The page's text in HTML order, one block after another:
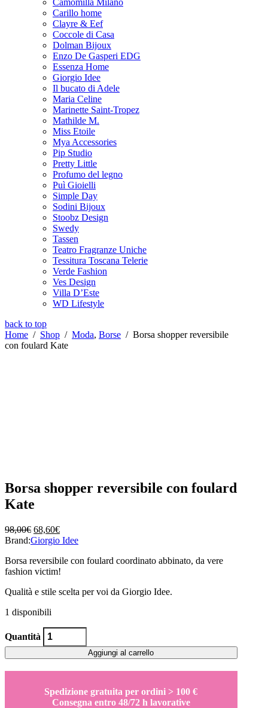
Carillo home
Clayre & Eef
Coccole di Casa
Dolman Bijoux
Enzo De Gasperi EDG
Essenza Home
Giorgio Idee
Il bucato di Adele
Maria Celine
Marinette Saint-Tropez
Mathilde M.
Miss Etoile
Mya Accessories
Pip Studio
Pretty Little
Profumo del legno
Puì Gioielli
Simple Day
Sodini Bijoux
Stoobz Design
Swedy
Tassen
Teatro Fragranze Uniche
Tessitura Toscana Telerie
Verde Fashion
Ves Design
Villa D’Este
WD Lifestyle
back to top
Home / Shop / Moda, Borse / Borsa shopper reversibile
con foulard Kate
Borsa shopper reversibile con foulard
Kate
98,00€ Il
prezzo
era:
98,00€.
68,60€Il
prezzo
è:
68,60€.
Brand:Giorgio Idee
Borsa reversibile con foulard coordinato abbinato, da vere
fashion victim!
Qualità e stile scelta per voi da Giorgio Idee.
1 disponibili
Borsa
shopper
Quantità
Aggiungi al carrello
Spedizione gratuita per ordini > 100 €
Consegna entro 48/72 h lavorative